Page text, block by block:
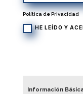
Política de Privacidad
HE LEÍDO Y
Información